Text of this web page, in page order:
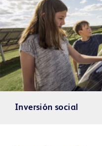
Inversión social